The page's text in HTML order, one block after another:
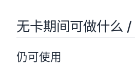
无卡期间可做什么
仍可使用